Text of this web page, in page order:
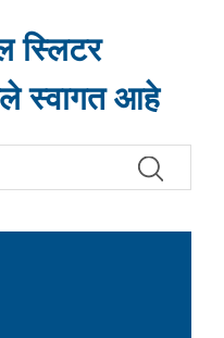
स्लिटर
स्वागत आहे